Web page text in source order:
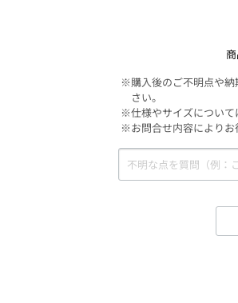
※購入後のご不明点や納
さい。
※仕様やサイズについて
※お問合せ内容によりお